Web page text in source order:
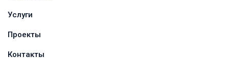
Услуги
Проекты
Контакты